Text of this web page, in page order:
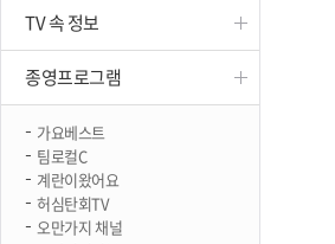
TV 속 정보
종영프로그램
가요베스트
팀로컬C
계란이왔어요
허심탄회TV
오만가지 채널